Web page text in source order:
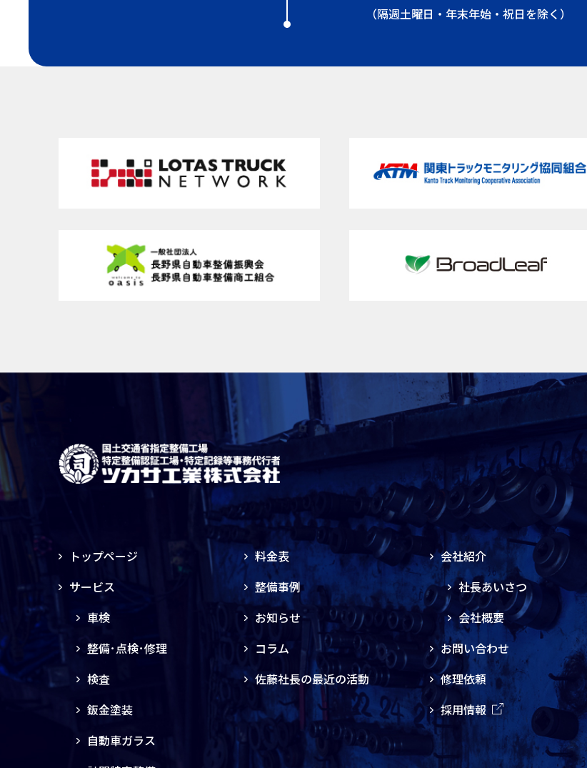
（隔週土曜日・年末年始・祝日を除く）
トップページ
サービス
車検
整備･点検･修理
検査
鈑金塗装
自動車ガラス
料金表
整備事例
お知らせ
コラム
佐藤社長の最近の活動
会社紹介
社長あいさつ
会社概要
お問い合わせ
修理依頼
採用情報